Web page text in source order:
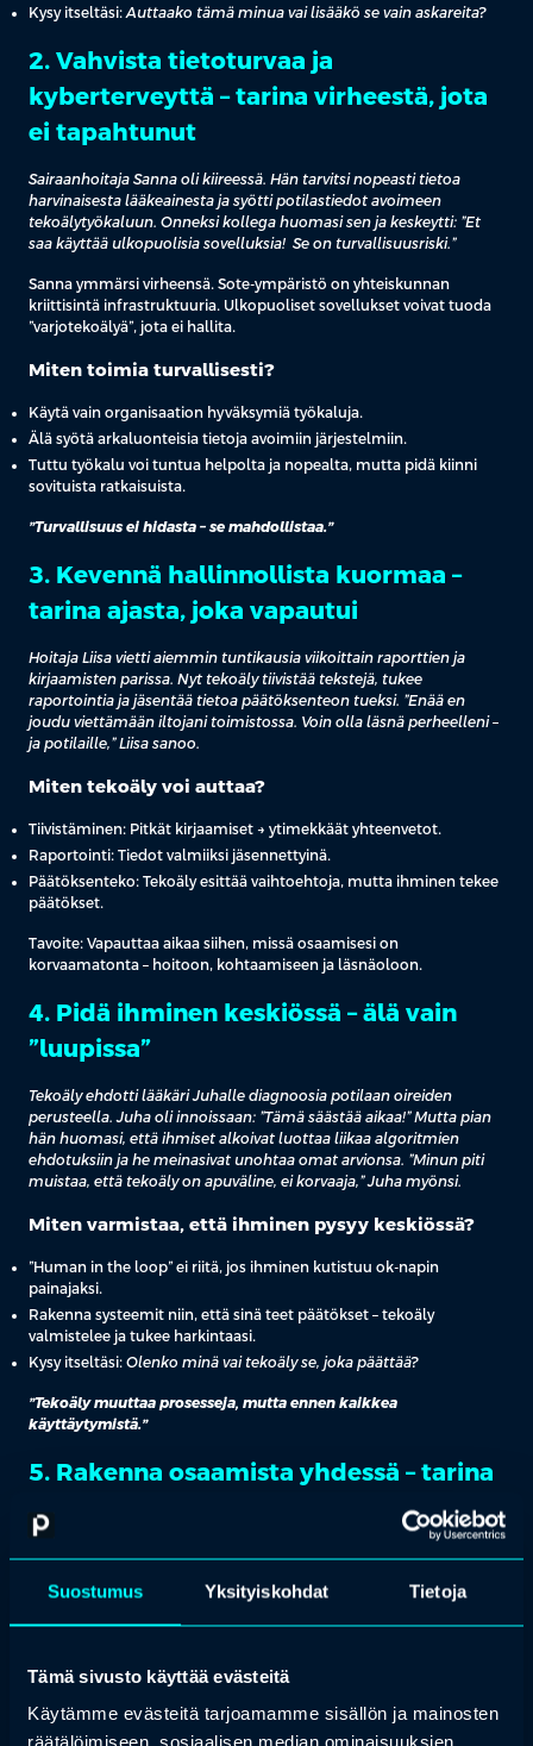
Suostumus Yksityiskohdat Tietoja
Tämä sivusto käyttää evästeitä
Käytämme evästeitä tarjoamamme sisällön ja mainosten
räätälöimiseen, sosiaalisen median ominaisuuksien
Kysy itseltäsi:Auttaako tämä minua vai lisääkö se vain askareita?
2. Vahvista tietoturvaa ja
kyberterveyttä – tarina virheestä, jota
ei tapahtunut
Sairaanhoitaja Sanna oli kiireessä. Hän tarvitsi nopeasti tietoa
harvinaisesta lääkeainesta ja syötti potilastiedot avoimeen
tekoälytyökaluun. Onneksi kollega huomasi sen ja keskeytti: ”Et
saa käyttää ulkopuolisia sovelluksia! Se on turvallisuusriski.”
Sanna ymmärsi virheensä. Sote-ympäristö on yhteiskunnan
kriittisintä infrastruktuuria. Ulkopuoliset sovellukset voivat tuoda
”varjotekoälyä”, jota ei hallita.
Miten toimia turvallisesti?
Käytä vain organisaation hyväksymiä työkaluja.
Älä syötä arkaluonteisia tietoja avoimiin järjestelmiin.
Tuttu työkalu voi tuntua helpolta ja nopealta, mutta pidä kiinni
sovituista ratkaisuista.
”Turvallisuus ei hidasta – se mahdollistaa.”
3. Kevennä hallinnollista kuormaa –
tarina ajasta, joka vapautui
Hoitaja Liisa vietti aiemmin tuntikausia viikoittain raporttien ja
kirjaamisten parissa. Nyt tekoäly tiivistää tekstejä, tukee
raportointia ja jäsentää tietoa päätöksenteon tueksi. ”Enää en
joudu viettämään iltojani toimistossa. Voin olla läsnä perheelleni –
ja potilaille,” Liisa sanoo.
Miten tekoäly voi auttaa?
Tiivistäminen: Pitkät kirjaamiset → ytimekkäät yhteenvetot.
Raportointi: Tiedot valmiiksi jäsennettyinä.
Päätöksenteko: Tekoäly esittää vaihtoehtoja, mutta ihminen tekee
päätökset.
Tavoite: Vapauttaa aikaa siihen, missä osaamisesi on
korvaamatonta – hoitoon, kohtaamiseen ja läsnäoloon.
4. Pidä ihminen keskiössä – älä vain
”luupissa”
Tekoäly ehdotti lääkäri Juhalle diagnoosia potilaan oireiden
perusteella. Juha oli innoissaan: ”Tämä säästää aikaa!” Mutta pian
hän huomasi, että ihmiset alkoivat luottaa liikaa algoritmien
ehdotuksiin ja he meinasivat unohtaa omat arvionsa. ”Minun piti
muistaa, että tekoäly on apuväline, ei korvaaja,” Juha myönsi.
Miten varmistaa, että ihminen pysyy keskiössä?
”Human in the loop” ei riitä, jos ihminen kutistuu ok-napin
painajaksi.
Rakenna systeemit niin, että sinä teet päätökset – tekoäly
valmistelee ja tukee harkintaasi.
Kysy itseltäsi: Olenko minä vai tekoäly se, joka päättää?
”Tekoäly muuttaa prosesseja, mutta ennen kaikkea
käyttäytymistä.”
5. Rakenna osaamista yhdessä – tarina
oppimisesta
Osastolla oli aluksi vastarintaa tekoälyn käyttöönotossa. ”Me
kokeilemaan yhdessä, he ymmärsivät: tekoälyosaaminen ei
tarkoita koodaamista. Se on kykyä arvioida, mitä tekoäly osaa ja
Miten rakentaa osaamista?
Oppiminen yhdessä: Kun organisaatio oppii, syntyy kulttuuri, jossa